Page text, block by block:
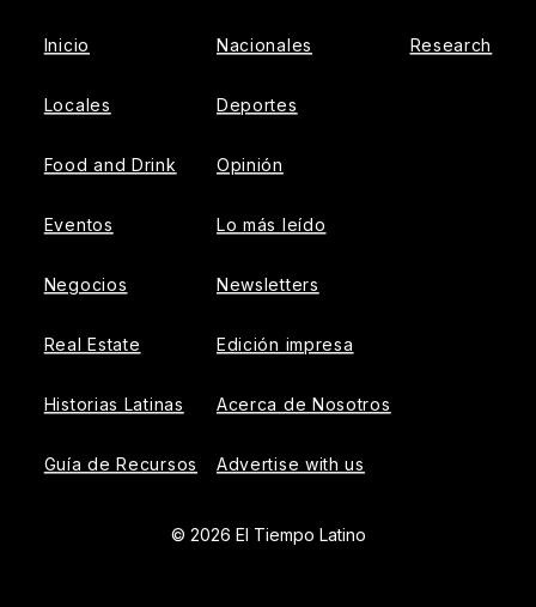
Inicio
Locales
Food and Drink
Eventos
Negocios
Real Estate
Historias Latinas
Guía de Recursos
Nacionales
Deportes
Opinión
Lo más leído
Newsletters
Edición impresa
Acerca de Nosotros
Advertise with us
Research
© 2026 El Tiempo Latino